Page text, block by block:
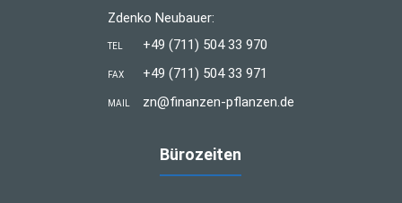
Zdenko Neubauer:
TEL +49 (711) 504 33 970
FAX +49 (711) 504 33 971
MAIL zn@finanzen-pflanzen.de
Bürozeiten